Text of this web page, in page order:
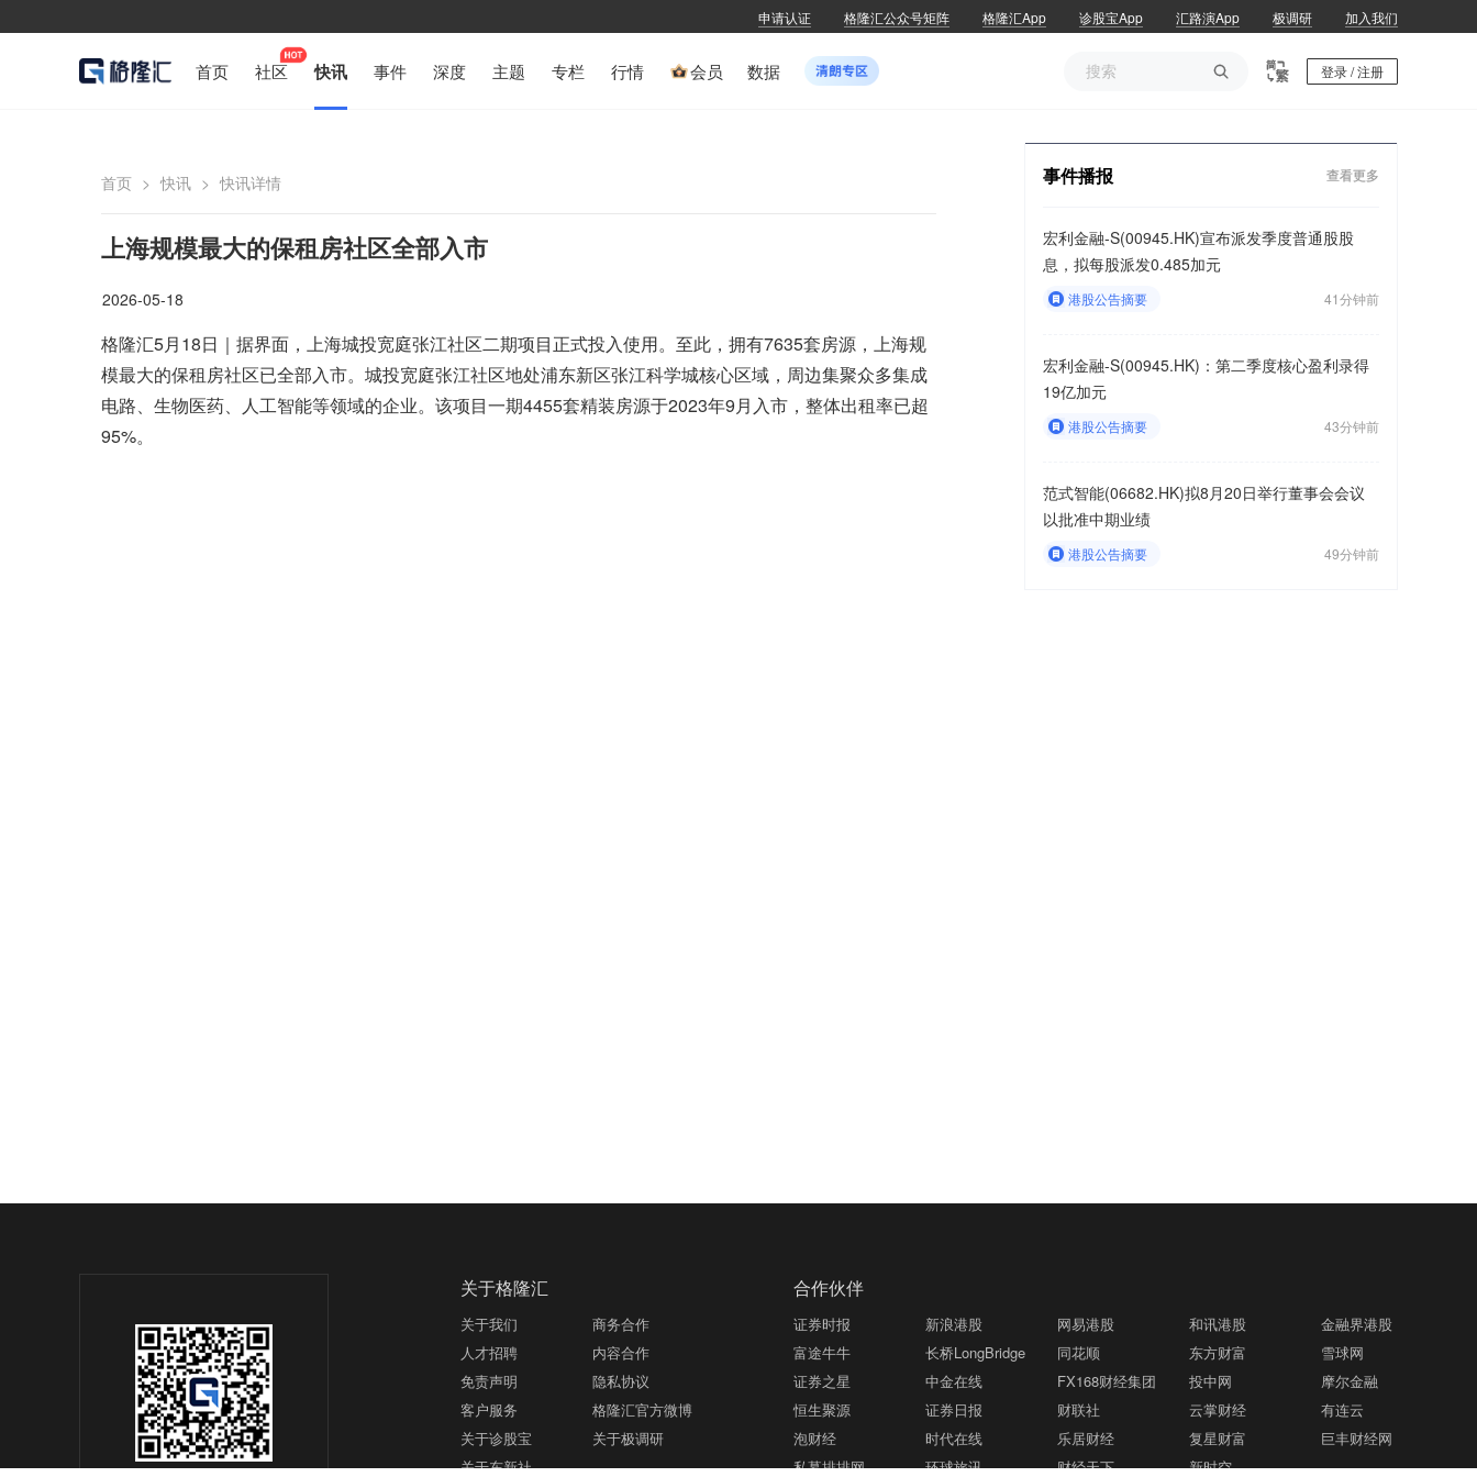
申请认证 格隆汇公众号矩阵 格隆汇App 诊股宝App 汇路演App 极调研 加入我们
首页 社区 快讯 事件 深度 主题 专栏 行情 会员 数据  登录 / 注册
首页 > 快讯 > 快讯详情
上海规模最大的保租房社区全部入市
2026-05-18
格隆汇5月18日｜据界面，上海城投宽庭张江社区二期项目正式投入使用。至此，拥有7635套房源，上海规
模最大的保租房社区已全部入市。城投宽庭张江社区地处浦东新区张江科学城核心区域，周边集聚众多集成
电路、生物医药、人工智能等领域的企业。该项目一期4455套精装房源于2023年9月入市，整体出租率已超
95%。
事件播报 查看更多
宏利金融-S(00945.HK)宣布派发季度普通股股
息，拟每股派发0.485加元
港股公告摘要 41分钟前
宏利金融-S(00945.HK)：第二季度核心盈利录得
19亿加元
港股公告摘要 43分钟前
范式智能(06682.HK)拟8月20日举行董事会会议
以批准中期业绩
港股公告摘要 49分钟前
关于格隆汇
关于我们
商务合作
人才招聘
内容合作
免责声明
隐私协议
客户服务
格隆汇官方微博
关于诊股宝
关于极调研
关于东新社
合作伙伴
证券时报 新浪港股 网易港股 和讯港股
金融界港股
富途牛牛
长桥LongBridge 同花顺 东方财富
雪球网
证券之星
中金在线 FX168财经集团 投中网
摩尔金融
恒生聚源
证券日报 财联社 云掌财经
有连云
泡财经
时代在线 乐居财经 复星财富
巨丰财经网
私募排排网
环球旅讯 财经天下 新时空